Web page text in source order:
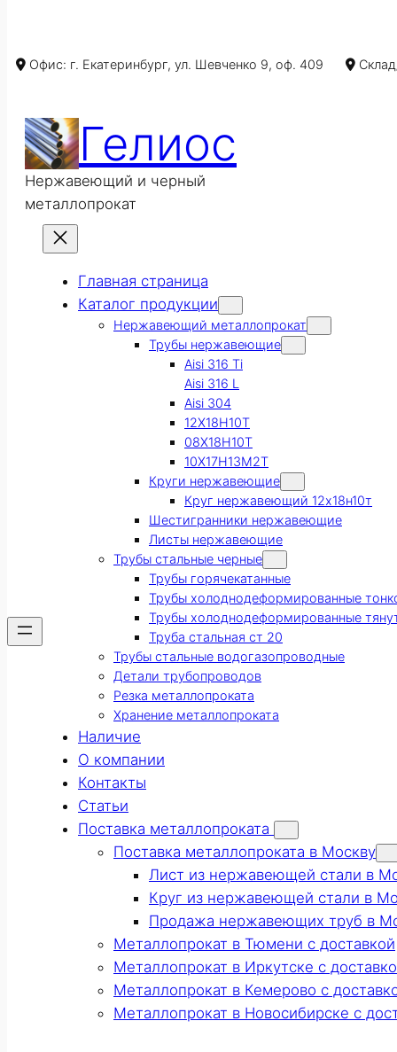
Офис: г. Екатеринбург, ул. Шевченко 9, оф. 409
Гелиос
Нержавеющий и черный
металлопрокат
Главная страница
Каталог продукции
Нержавеющий металлопрокат
Трубы нержавеющие
Aisi 316 Ti
Aisi 316 L
Aisi 304
12Х18Н10Т
08Х18Н10Т
10Х17Н13М2Т
Круги нержавеющие
Круг нержавеющий 12х18н10т
Шестигранники нержавеющие
Листы нержавеющие
Трубы стальные черные
Трубы горячекатанные
Трубы холоднодеформированные
Трубы холоднодеформированные
Труба стальная ст 20
Трубы стальные водогазопроводные
Детали трубопроводов
Резка металлопроката
Хранение металлопроката
Наличие
О компании
Контакты
Статьи
Поставка металлопроката
Поставка металлопроката в Москву
Лист из нержавеющей стали в
Круг из нержавеющей стали в
Продажа нержавеющих труб в
Металлопрокат в Тюмени с доставкой
Металлопрокат в Иркутске с
Металлопрокат в Кемерово с
Металлопрокат в Новосибирске с